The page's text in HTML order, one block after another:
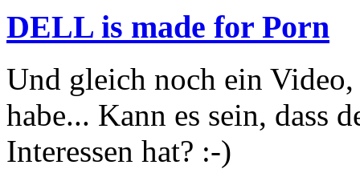
DELL is made for Porn
Und gleich noch ein
habe... Kann es sein, dass
Interessen hat? :-)